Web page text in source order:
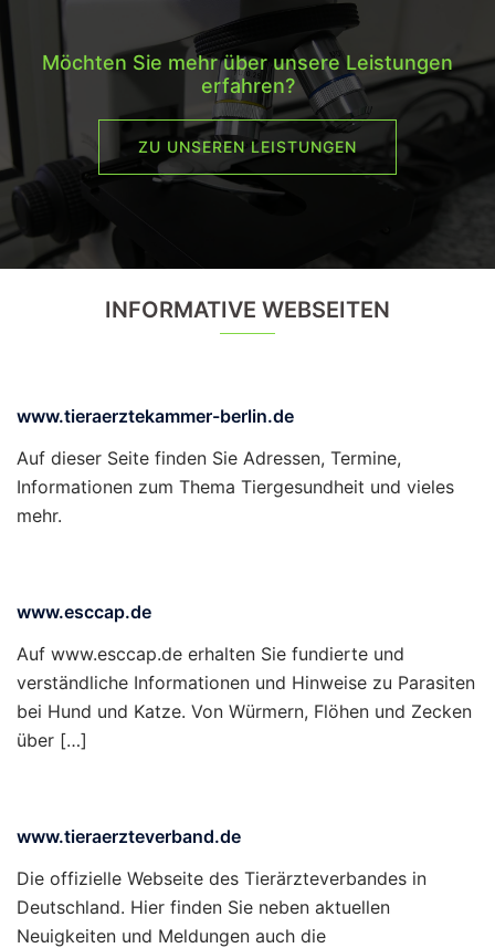
Möchten Sie mehr über unsere Leistungen
erfahren?
ZU UNSEREN LEISTUNGEN
INFORMATIVE WEBSEITEN
www.tieraerztekammer-berlin.de
Auf dieser Seite finden Sie Adressen, Termine,
Informationen zum Thema Tiergesundheit und vieles
mehr.
www.esccap.de
Auf www.esccap.de erhalten Sie fundierte und
verständliche Informationen und Hinweise zu Parasiten
bei Hund und Katze. Von Würmern, Flöhen und Zecken
über […]
www.tieraerzteverband.de
Die offizielle Webseite des Tierärzteverbandes in
Deutschland. Hier finden Sie neben aktuellen
Neuigkeiten und Meldungen auch die